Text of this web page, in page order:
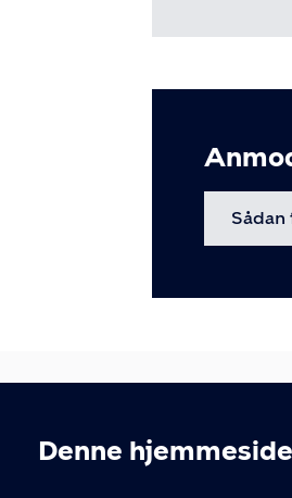
Denne
Sådan